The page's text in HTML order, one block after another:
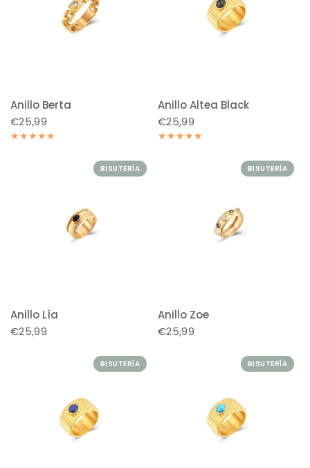
Anillo Berta
€25,99
Anillo Altea Black
€25,99
BISUTERÍA
Anillo Lía
€25,99
BISUTERÍA
Anillo Zoe
€25,99
BISUTERÍA BISUTERÍA